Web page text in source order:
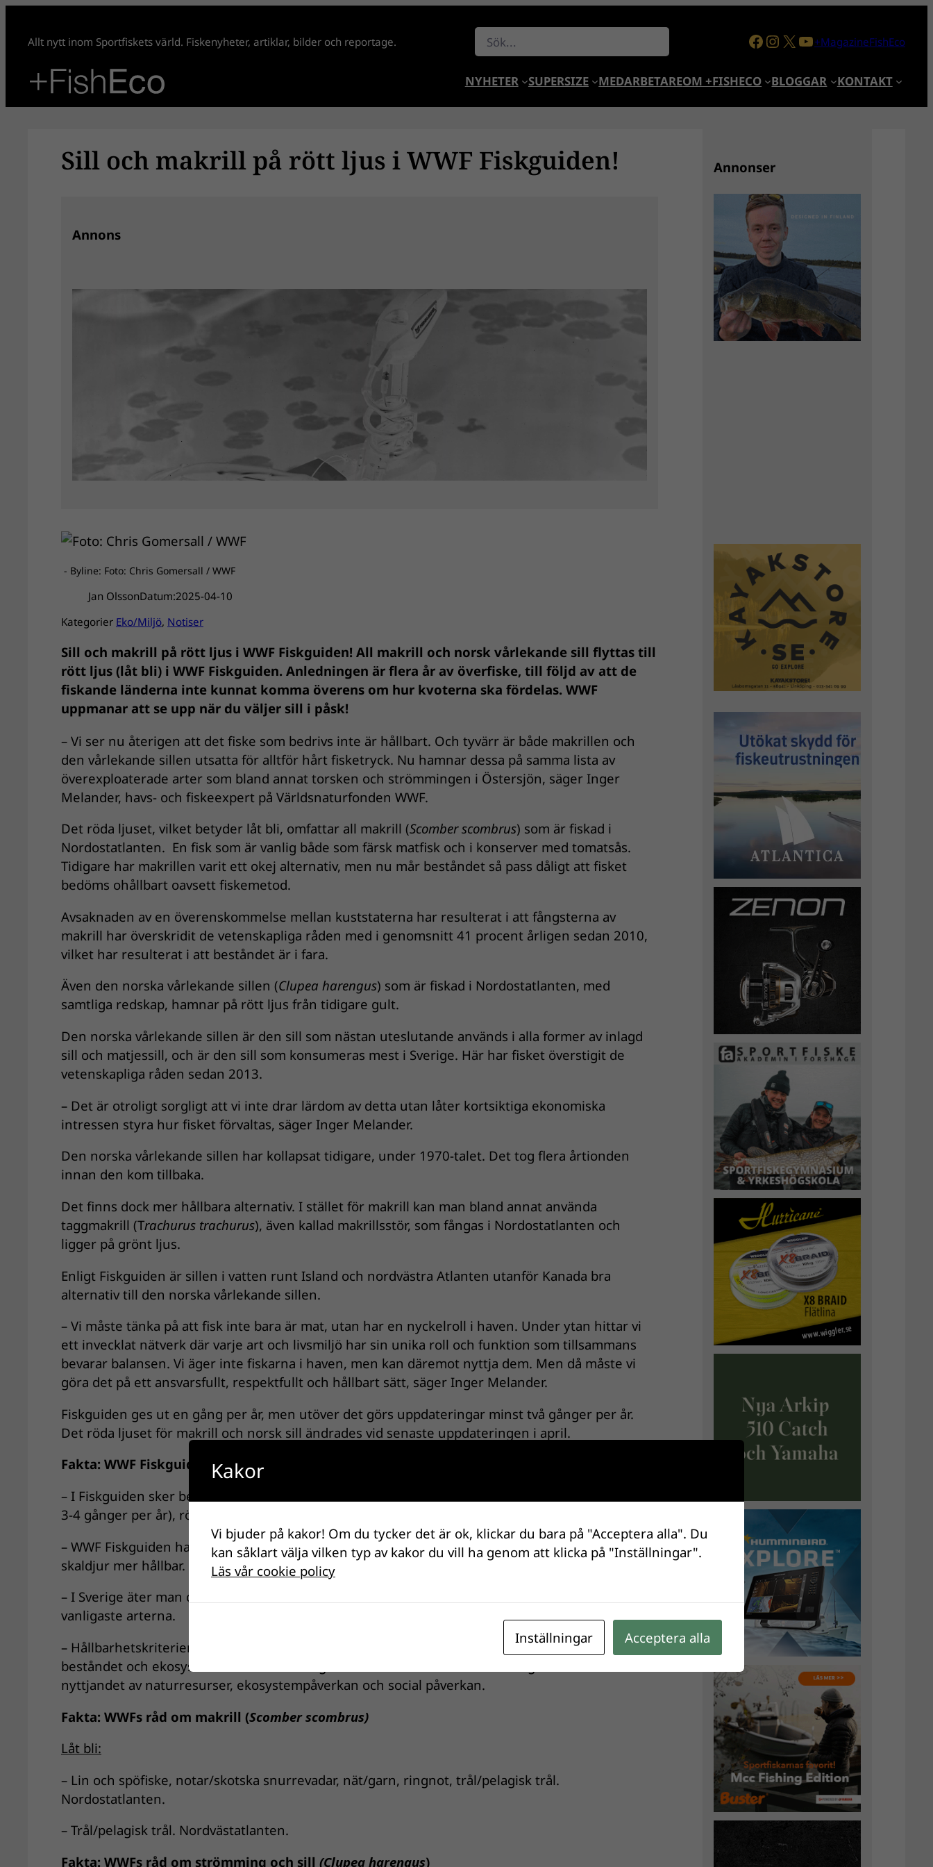
innehåll
Allt nytt inom Sportfiskets värld. Fiskenyheter, artiklar, bilder och reportage. Sök Facebook
Instagram
X YouTube
+MagazineFishEco
NYHETER SUPERSIZE MEDARBETAREOM +FISHECO BLOGGAR KONTAKT
Sill och makrill på rött ljus i WWF Fiskguiden!
Annons
- Byline: Foto: Chris Gomersall / WWF
Jan OlssonDatum:2025-04-10
Kategorier Eko/Miljö, Notiser
Sill och makrill på rött ljus i WWF Fiskguiden! All makrill och norsk vårlekande sill flyttas till
rött ljus (låt bli) i WWF Fiskguiden. Anledningen är flera år av överfiske, till följd av att de
fiskande länderna inte kunnat komma överens om hur kvoterna ska fördelas. WWF
uppmanar att se upp när du väljer sill i påsk!
– Vi ser nu återigen att det fiske som bedrivs inte är hållbart. Och tyvärr är både makrillen och
den vårlekande sillen utsatta för alltför hårt fisketryck. Nu hamnar dessa på samma lista av
överexploaterade arter som bland annat torsken och strömmingen i Östersjön, säger Inger
Melander, havs- och fiskeexpert på Världsnaturfonden WWF.
Det röda ljuset, vilket betyder låt bli, omfattar all makrill (Scomber scombrus) som är fiskad i
Nordostatlanten. En fisk som är vanlig både som färsk matfisk och i konserver med tomatsås.
Tidigare har makrillen varit ett okej alternativ, men nu mår beståndet så pass dåligt att fisket
bedöms ohållbart oavsett fiskemetod.
Avsaknaden av en överenskommelse mellan kuststaterna har resulterat i att fångsterna av
makrill har överskridit de vetenskapliga råden med i genomsnitt 41 procent årligen sedan 2010,
vilket har resulterat i att beståndet är i fara.
Även den norska vårlekande sillen (Clupea harengus) som är fiskad i Nordostatlanten, med
samtliga redskap, hamnar på rött ljus från tidigare gult.
Den norska vårlekande sillen är den sill som nästan uteslutande används i alla former av inlagd
sill och matjessill, och är den sill som konsumeras mest i Sverige. Här har fisket överstigit de
vetenskapliga råden sedan 2013.
– Det är otroligt sorgligt att vi inte drar lärdom av detta utan låter kortsiktiga ekonomiska
intressen styra hur fisket förvaltas, säger Inger Melander.
Den norska vårlekande sillen har kollapsat tidigare, under 1970-talet. Det tog flera årtionden
innan den kom tillbaka.
Det finns dock mer hållbara alternativ. I stället för makrill kan man bland annat använda
taggmakrill (Trachurus trachurus), även kallad makrillsstör, som fångas i Nordostatlanten och
ligger på grönt ljus.
Enligt Fiskguiden är sillen i vatten runt Island och nordvästra Atlanten utanför Kanada bra
alternativ till den norska vårlekande sillen.
– Vi måste tänka på att fisk inte bara är mat, utan har en nyckelroll i haven. Under ytan hittar vi
ett invecklat nätverk där varje art och livsmiljö har sin unika roll och funktion som tillsammans
bevarar balansen. Vi äger inte fiskarna i haven, men kan däremot nyttja dem. Men då måste vi
göra det på ett ansvarsfullt, respektfullt och hållbart sätt, säger Inger Melander.
Fiskguiden ges ut en gång per år, men utöver det görs uppdateringar minst två gånger per år.
Det röda ljuset för makrill och norsk sill ändrades vid senaste uppdateringen i april.
Fakta: WWF Fiskguiden
– I Fiskguiden sker bedömningen med ett trafikljussystem – grönt (bra val), gult (undvik – ät max
3-4 gånger per år), rött (låt bli).
– WWF Fiskguiden har kommit ut sedan 2002 och har bidragit till att göra handeln med fisk och
skaldjur mer hållbar.
– I Sverige äter man cirka 12 kilo fisk och skaldjur per person och år. Lax, sill, torsk och räkor är de
vanligaste arterna.
– Hållbarhetskriterierna som ligger till grund för bedömningarna är: Fiskets påverkan på
beståndet och ekosystemet och förvaltningens effektivitet. För odlade arter granskas också
nyttjandet av naturresurser, ekosystempåverkan och social påverkan.
Fakta: WWFs råd om makrill (Scomber scombrus)
Låt bli:
– Lin och spöfiske, notar/skotska snurrevadar, nät/garn, ringnot, trål/pelagisk trål.
Nordostatlanten.
– Trål/pelagisk trål. Nordvästatlanten.
Fakta: WWFs råd om strömming och sill (Clupea harengus)
Annonser
Kakor
Vi bjuder på kakor! Om du tycker det är ok, klickar du bara på "Acceptera alla". Du
kan såklart välja vilken typ av kakor du vill ha genom att klicka på "Inställningar".
Läs vår cookie policy
Inställningar Acceptera alla